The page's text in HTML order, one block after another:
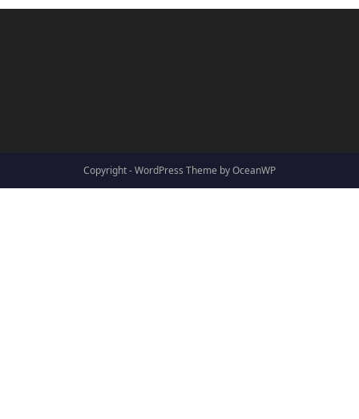
Copyright - WordPress Theme by OceanWP